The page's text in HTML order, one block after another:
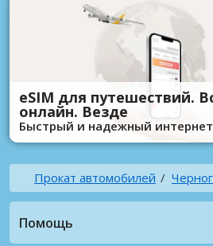
eSIM для путешествий.
онлайн. Везде
Быстрый и надежный интернет
Прокат автомобилей
Помощь